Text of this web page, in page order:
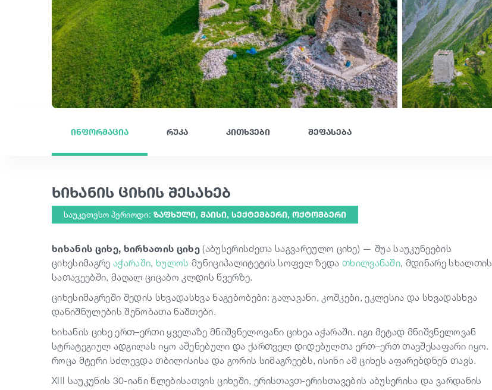
ინფორმაცია რუკა კითხვები შეფასება
ხიხანის ციხის შესახებ
საუკეთესო პერიოდი: ᲖᲐᲤᲮᲣᲚᲘ, ᲛᲐᲘᲡᲘ, ᲡᲔᲥᲢᲔᲛᲑᲔᲠᲘ, ᲝᲥᲢᲝᲛᲑᲔᲠᲘ
ხიხანის ციხე, ხირხათის ციხე(აბუსერისძეთა საგვარეულო ციხე) — შუა საუკუნეების
ციხესიმაგრე აჭარაში, ხულოს მუნიციპალიტეტის სოფელ ზედა თხილვანაში, მდინარე სხალთის
სათავეებში, მაღალ ციცაბო კლდის წვერზე.
ციხესიმაგრეში შედის სხვადასხვა ნაგებობები: გალავანი, კოშკები, ეკლესია და სხვადასხვა
დანიშნულების შენობათა ნაშთები.
ხიხანის ციხე ერთ–ერთი ყველაზე მნიშვნელოვანი ციხეა აჭარაში. იგი მეტად მნიშვნელოვან
სტრატეგიულ ადგილას იყო აშენებული და ქართველ დიდებულთა ერთ–ერთ თავშესაფარი იყო.
როცა მტერი სძლევდა თბილისისა და გორის სიმაგრეებს, ისინი ამ ციხეს აფარებდნენ თავს.
XIII საუკუნის 30-იანი წლებისათვის ციხეში, ერისთავთ-ერისთავების აბუსერისა და ვარდანის